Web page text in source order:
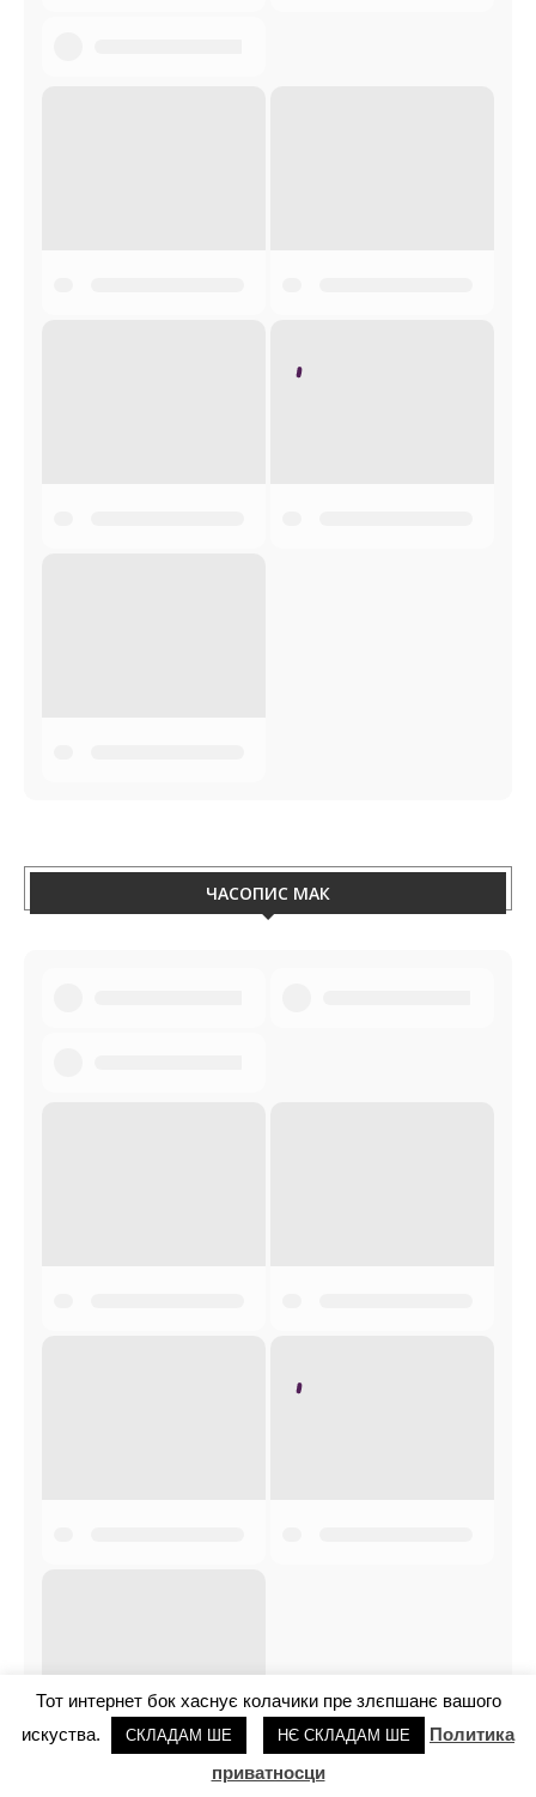
ЧАСОПИС МАК
Тот интернет бок хаснує колачики пре злєпшанє вашого
искуства.
СКЛАДАМ ШЕ НЄ СКЛАДАМ ШЕ
Политика
приватносци